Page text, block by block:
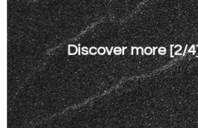
Discover more [2/